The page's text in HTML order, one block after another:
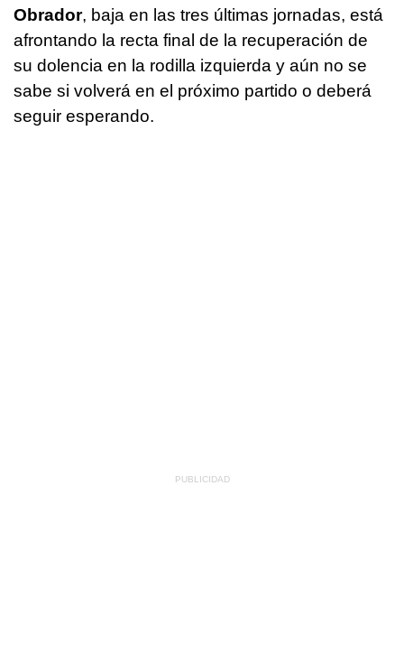
Obrador, baja en las tres últimas jornadas, está
afrontando la recta final de la recuperación de
su dolencia en la rodilla izquierda y aún no se
sabe si volverá en el próximo partido o deberá
seguir esperando.